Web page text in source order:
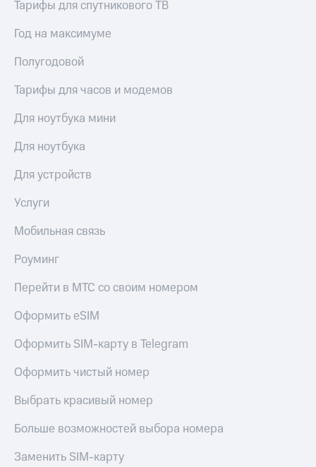
Тарифы для спутникового ТВ
Год на максимуме
Полугодовой
Тарифы для часов и модемов
Для ноутбука мини
Для ноутбука
Для устройств
Услуги
Мобильная связь
Роуминг
Перейти в МТС со своим номером
Оформить eSIM
Оформить SIM-карту в Telegram
Оформить чистый номер
Выбрать красивый номер
Больше возможностей выбора номера
Заменить SIM-карту